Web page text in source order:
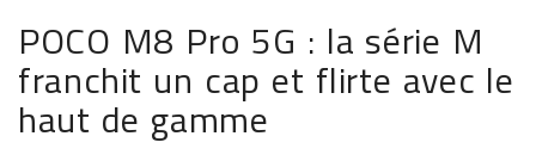
POCO M8 Pro 5G : la série M
franchit un cap et flirte avec le
haut de gamme